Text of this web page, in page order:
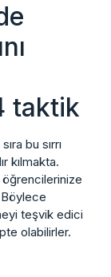
taktik
bu sırrı
kılmakta.
Böylece
teşvik edici
olabilirler.